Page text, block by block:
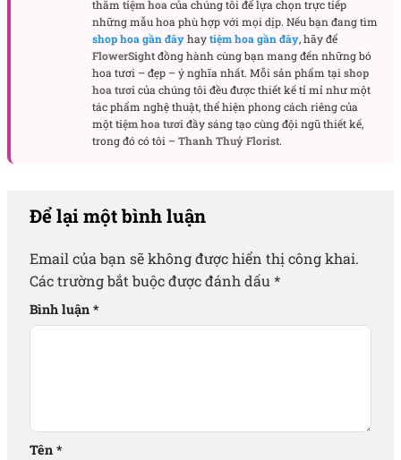
thăm tiệm hoa của chúng tôi để lựa chọn trực tiếp
những mẫu hoa phù hợp với mọi dịp. Nếu bạn đang tìm
shop hoa gần đâyhaytiệm hoa gần đây, hãy để
FlowerSightđồng hành cùng bạn mang đến những bó
hoa tươi – đẹp – ý nghĩa nhất. Mỗi sản phẩm tại shop
hoa tươi của chúng tôi đều được thiết kế tỉ mỉ như một
tác phẩm nghệ thuật, thể hiện phong cách riêng của
mộttiệm hoa tươi đầy sáng tạo cùng đội ngũ thiết kế,
trong đó có tôi –Thanh Thuỷ Florist.
Để lại một bình luận
Email của bạn sẽ không được hiển thị công khai.
Các trường bắt buộc được đánh dấu*
Bình luận *
Tên *